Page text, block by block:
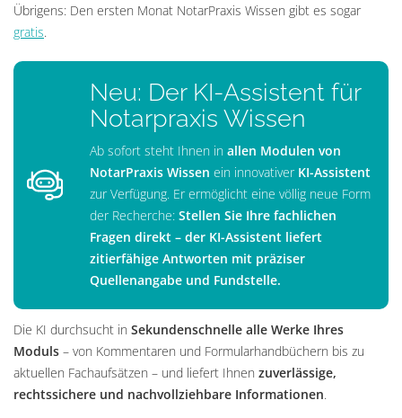
Übrigens: Den ersten Monat NotarPraxis Wissen gibt es sogar
gratis.
Neu: Der KI-Assistent für
Notarpraxis Wissen
Ab sofort steht Ihnen in allen Modulen von
NotarPraxis Wissen ein innovativer KI-Assistent
zur Verfügung. Er ermöglicht eine völlig neue Form
der Recherche: Stellen Sie Ihre fachlichen
Fragen direkt – der KI-Assistent liefert
zitierfähige Antworten mit präziser
Quellenangabe und Fundstelle.
Die KI durchsucht in Sekundenschnelle alle Werke Ihres
Moduls – von Kommentaren und Formularhandbüchern bis zu
aktuellen Fachaufsätzen – und liefert Ihnen zuverlässige,
rechtssichere und nachvollziehbare Informationen.